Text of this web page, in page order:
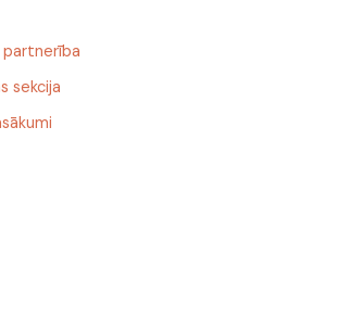
partnerība
sekcija